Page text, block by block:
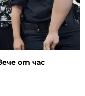
от час